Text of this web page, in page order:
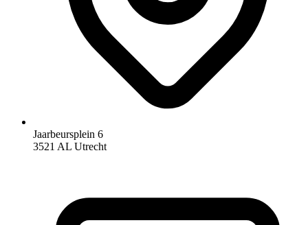
Jaarbeursplein 6
3521 AL Utrecht